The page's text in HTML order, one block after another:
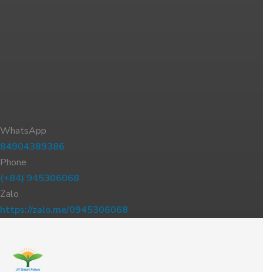
WhatsApp
84904389386
Phone
(+84) 945306068
Zalo
https://zalo.me/0945306068